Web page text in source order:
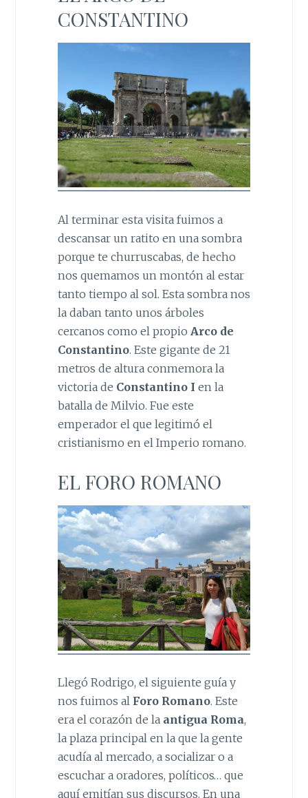
CONSTANTINO
Al terminar esta visita fuimos a
descansar un ratito en una sombra
porque te churruscabas, de hecho
nos quemamos un montón al estar
tanto tiempo al sol. Esta sombra nos
la daban tanto unos árboles
cercanos como el propio Arco de
Constantino. Este gigante de 21
metros de altura conmemora la
victoria de Constantino I en la
batalla de Milvio. Fue este
emperador el que legitimó el
cristianismo en el Imperio romano.
EL FORO ROMANO
Llegó Rodrigo, el siguiente guía y
nos fuimos al Foro Romano. Este
era el corazón de la antigua Roma,
la plaza principal en la que la gente
acudía al mercado, a socializar o a
escuchar a oradores, políticos… que
aquí emitían sus discursos. En una